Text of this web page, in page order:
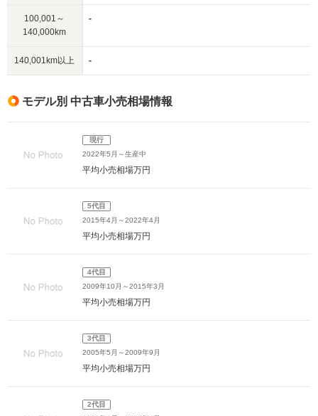
100,001～
140,000km
-
140,001km以上 -
モデル別 中古車小売相場情報
現行
2022年5月～生産中
平均小売相場万円
5代目
2015年4月～2022年4月
平均小売相場万円
4代目
2009年10月～2015年3月
平均小売相場万円
3代目
2005年5月～2009年9月
平均小売相場万円
2代目